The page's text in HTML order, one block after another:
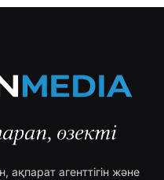
агенттігін және